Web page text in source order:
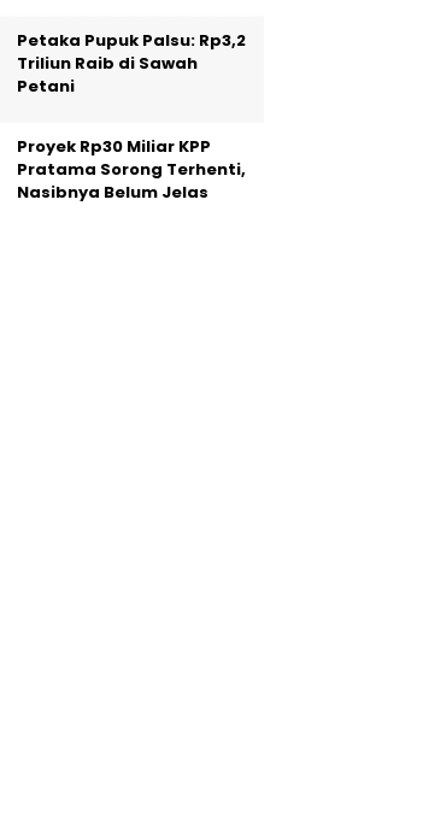
Petaka Pupuk Palsu: Rp3,2
Triliun Raib di Sawah
Petani
Proyek Rp30 Miliar KPP
Pratama Sorong Terhenti,
Nasibnya Belum Jelas